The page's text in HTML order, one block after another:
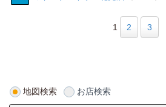
1 2 3
地図検索 お店検索